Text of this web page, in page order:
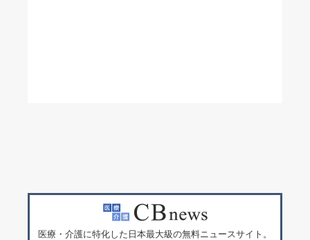
医療・介護に特化した日本最大級の無料ニュースサイト。